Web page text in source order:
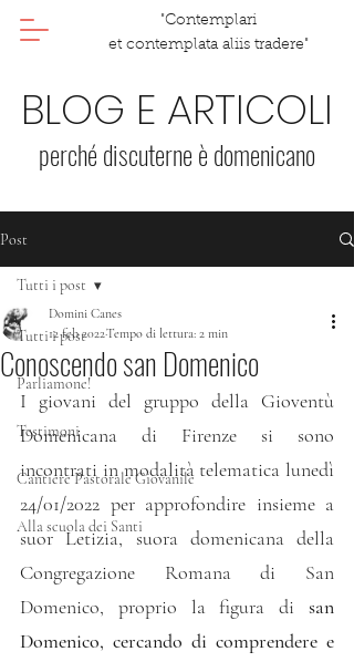
"Contemplari
et contemplata aliis tradere"
Post
Tutti i post
Parliamone!
Testimoni
Cantiere Pastorale Giovanile
Alla scuola dei Santi
Tutti i post
Conoscendo san Domenico
Domini Canes
12 feb 2022Tempo di lettura: 2 min
I giovani del gruppo della Gioventù
Domenicana di Firenze si sono
incontrati in modalità telematica lunedì
24/01/2022 per approfondire insieme a
suor Letizia, suora domenicana della
Congregazione Romana di San
Domenico, proprio la figura di san
Domenico, cercando di comprendere e
BLOG E ARTICOLI
perché discuterne è domenicano